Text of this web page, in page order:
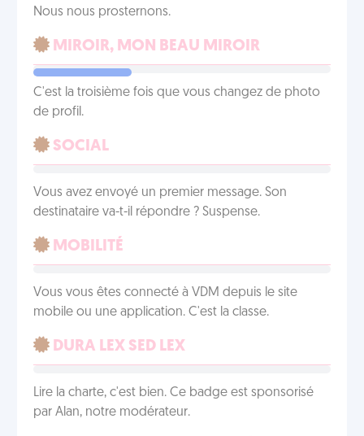
Nous nous prosternons.
MIROIR, MON BEAU MIROIR
C'est la troisième fois que vous changez de photo
de profil.
SOCIAL
Vous avez envoyé un premier message. Son
destinataire va-t-il répondre ? Suspense.
MOBILITÉ
Vous vous êtes connecté à VDM depuis le site
mobile ou une application. C'est la classe.
DURA LEX SED LEX
Lire la charte, c'est bien. Ce badge est sponsorisé
par Alan, notre modérateur.